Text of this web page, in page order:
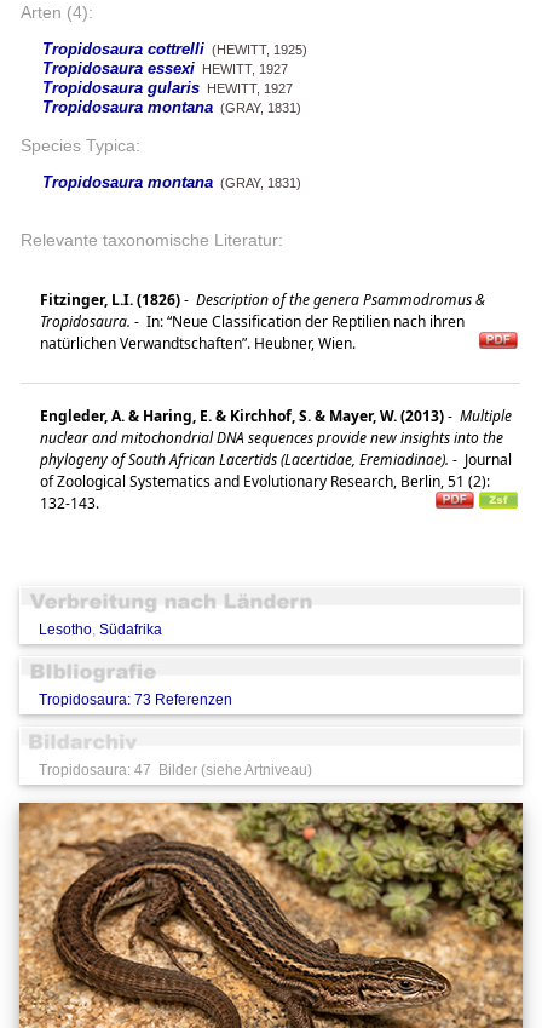
Arten (4):
Tropidosaura cottrelli (HEWITT, 1925)
Tropidosaura essexi HEWITT, 1927
Tropidosaura gularis HEWITT, 1927
Tropidosaura montana (GRAY, 1831)
Species Typica:
Tropidosaura montana (GRAY, 1831)
Relevante taxonomische Literatur:
Fitzinger, L.I. (1826)- Description of the genera Psammodromus &
Tropidosaura. - In: “Neue Classification der Reptilien nach ihren
natürlichen Verwandtschaften”. Heubner, Wien.
Engleder, A. & Haring, E. & Kirchhof, S. & Mayer, W. (2013)- Multiple
nuclear and mitochondrial DNA sequences provide new insights into the
phylogeny of South African Lacertids (Lacertidae, Eremiadinae). - Journal
of Zoological Systematics and Evolutionary Research, Berlin, 51 (2):
132-143.
Lesotho, Südafrika
Tropidosaura: 73 Referenzen
Tropidosaura: 47 Bilder (siehe Artniveau)